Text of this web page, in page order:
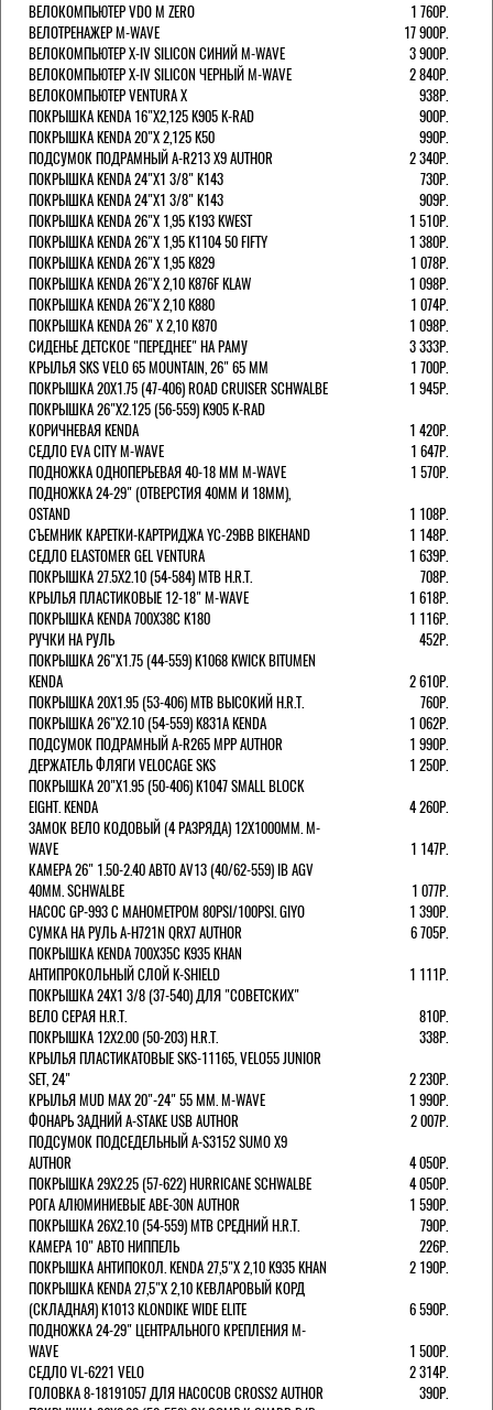
ВЕЛОКОМПЬЮТЕР VDO M ZERO
1 760Р.
ВЕЛОТРЕНАЖЕР M-WAVE
17 900Р.
ВЕЛОКОМПЬЮТЕР X-IV SILICON СИНИЙ M-WAVE
3 900Р.
ВЕЛОКОМПЬЮТЕР X-IV SILICON ЧЕРНЫЙ M-WAVE
2 840Р.
ВЕЛОКОМПЬЮТЕР VENTURA Х
938Р.
ПОКРЫШКА KENDA 16"Х2,125 K905 K-RAD
900Р.
ПОКРЫШКА KENDA 20"Х 2,125 K50
990Р.
ПОДСУМОК ПОДРАМНЫЙ A-R213 X9 AUTHOR
2 340Р.
ПОКРЫШКА KENDA 24"Х1 3/8" K143
730Р.
ПОКРЫШКА KENDA 24"Х1 3/8" K143
909Р.
ПОКРЫШКА KENDA 26"Х 1,95 K193 KWEST
1 510Р.
ПОКРЫШКА KENDA 26"Х 1,95 K1104 50 FIFTY
1 380Р.
ПОКРЫШКА KENDA 26"Х 1,95 K829
1 078Р.
ПОКРЫШКА KENDA 26"Х 2,10 K876F KLAW
1 098Р.
ПОКРЫШКА KENDA 26"Х 2,10 K880
1 074Р.
ПОКРЫШКА KENDA 26" Х 2,10 K870
1 098Р.
СИДЕНЬЕ ДЕТСКОЕ "ПЕРЕДНЕЕ" НА РАМУ
3 333Р.
КРЫЛЬЯ SKS VELO 65 MOUNTAIN, 26" 65 ММ
1 700Р.
ПОКРЫШКА 20X1.75 (47-406) ROAD CRUISER SCHWALBE
1 945Р.
ПОКРЫШКА 26"Х2.125 (56-559) K905 K-RAD
КОРИЧНЕВАЯ KENDA
1 420Р.
СЕДЛО EVA CITY M-WAVE
1 647Р.
ПОДНОЖКА ОДНОПЕРЬЕВАЯ 40-18 ММ M-WAVE
1 570Р.
ПОДНОЖКА 24-29" (ОТВЕРСТИЯ 40ММ И 18ММ),
OSTAND
1 108Р.
СЪЕМНИК КАРЕТКИ-КАРТРИДЖА YC-29BB BIKEHAND
1 148Р.
СЕДЛО ELASTOMER GEL VENTURA
1 639Р.
ПОКРЫШКА 27.5X2.10 (54-584) MTB H.R.T.
708Р.
КРЫЛЬЯ ПЛАСТИКОВЫЕ 12-18" M-WAVE
1 618Р.
ПОКРЫШКА KENDA 700Х38С K180
1 116Р.
РУЧКИ НА РУЛЬ
452Р.
ПОКРЫШКА 26"Х1.75 (44-559) K1068 KWICK BITUMEN
KENDA
2 610Р.
ПОКРЫШКА 20X1.95 (53-406) MTB ВЫСОКИЙ H.R.T.
760Р.
ПОКРЫШКА 26"Х2.10 (54-559) K831A KENDA
1 062Р.
ПОДСУМОК ПОДРАМНЫЙ A-R265 MPP AUTHOR
1 990Р.
ДЕРЖАТЕЛЬ ФЛЯГИ VELOCAGE SKS
1 250Р.
ПОКРЫШКА 20"Х1.95 (50-406) K1047 SMALL BLOCK
EIGHT. KENDA
4 260Р.
ЗАМОК ВЕЛО КОДОВЫЙ (4 РАЗРЯДА) 12Х1000ММ. M-
WAVE
1 147Р.
КАМЕРА 26" 1.50-2.40 АВТО AV13 (40/62-559) IB AGV
40MM. SCHWALBE
1 077Р.
НАСОС GP-993 С МАНОМЕТРОМ 80PSI/100PSI. GIYO
1 390Р.
СУМКА НА РУЛЬ A-H721N QRX7 AUTHOR
6 705Р.
ПОКРЫШКА KENDA 700Х35С K935 KHAN
АНТИПРОКОЛЬНЫЙ СЛОЙ K-SHIELD
1 111Р.
ПОКРЫШКА 24X1 3/8 (37-540) ДЛЯ "СОВЕТСКИХ"
ВЕЛО СЕРАЯ H.R.T.
810Р.
ПОКРЫШКА 12X2.00 (50-203) H.R.T.
338Р.
КРЫЛЬЯ ПЛАСТИКАТОВЫЕ SKS-11165, VELO55 JUNIOR
SET, 24"
2 230Р.
КРЫЛЬЯ MUD MAX 20"-24" 55 ММ. M-WAVE
1 990Р.
ФОНАРЬ ЗАДНИЙ A-STAKE USB AUTHOR
2 007Р.
ПОДСУМОК ПОДСЕДЕЛЬНЫЙ A-S3152 SUMO X9
AUTHOR
4 050Р.
ПОКРЫШКА 29X2.25 (57-622) HURRICANE SCHWALBE
4 050Р.
РОГА АЛЮМИНИЕВЫЕ ABE-30N AUTHOR
1 590Р.
ПОКРЫШКА 26X2.10 (54-559) MTB СРЕДНИЙ H.R.T.
790Р.
КАМЕРА 10" АВТО НИППЕЛЬ
226Р.
ПОКРЫШКА АНТИПОКОЛ. KENDA 27,5"Х 2,10 K935 KHAN
2 190Р.
ПОКРЫШКА KENDA 27,5"Х 2,10 КЕВЛАРОВЫЙ КОРД
(СКЛАДНАЯ) K1013 KLONDIKE WIDE ELITE
6 590Р.
ПОДНОЖКА 24-29" ЦЕНТРАЛЬНОГО КРЕПЛЕНИЯ M-
WAVE
1 500Р.
СЕДЛО VL-6221 VELO
2 314Р.
ГОЛОВКА 8-18191057 ДЛЯ НАСОСОВ CROSS2 AUTHOR
390Р.